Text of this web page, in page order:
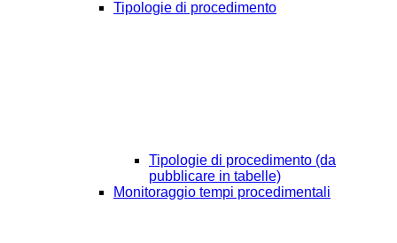
Tipologie di procedimento
Tipologie di procedimento (da
pubblicare in tabelle)
Monitoraggio tempi procedimentali